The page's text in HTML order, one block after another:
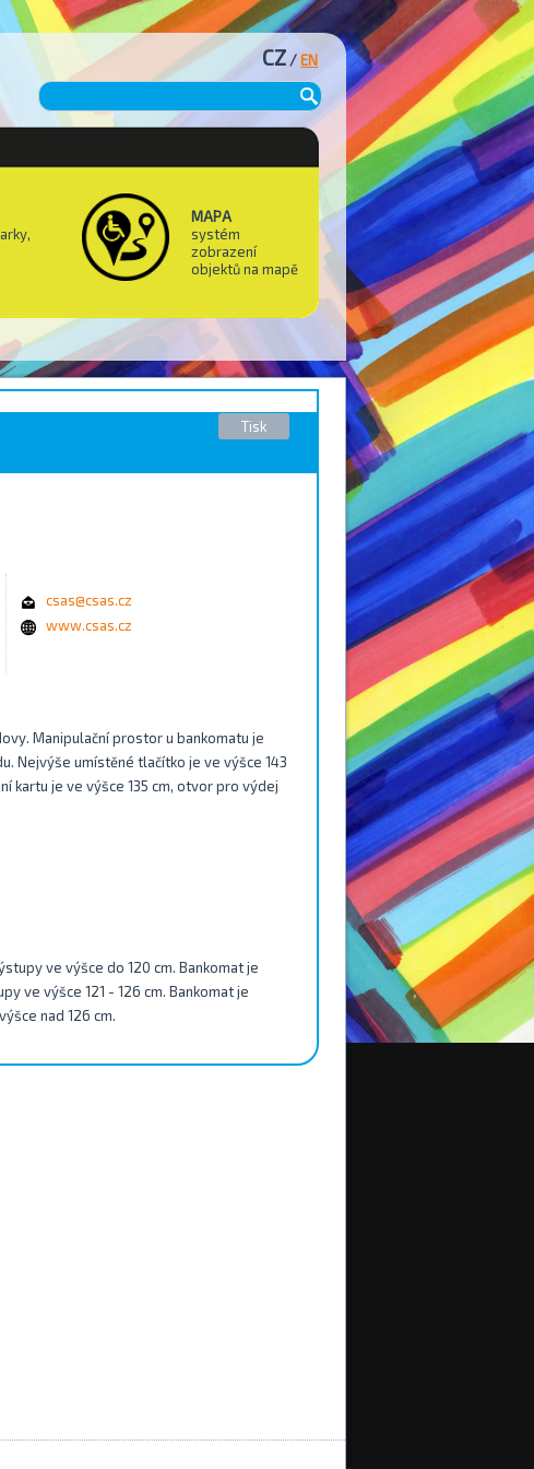
MAPA
systém
zobrazení
objektů na mapě
CZ /EN
Tisk
csas@csas.cz
www.csas.cz
Manipulační prostor u bankomatu je
Nejvýše umístěné tlačítko je ve výšce 143
kartu je ve výšce 135 cm, otvor pro výdej
ve výšce do 120 cm. Bankomat je
ve výšce 121 - 126 cm. Bankomat je
nad 126 cm.